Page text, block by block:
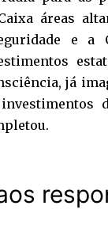
áreas
e a
já